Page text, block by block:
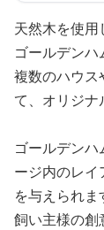
天然木を使用
ゴールデンハ
複数のハウス
て、オリジナ
ゴールデン
ージ内のレ
を与えられま
飼い主様の創